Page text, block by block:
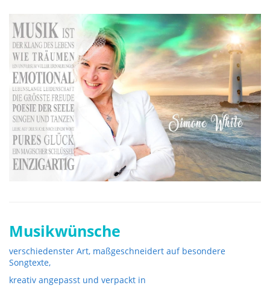
Musikwünsche
verschiedenster Art, maßgeschneidert auf besondere
Songtexte,
kreativ angepasst und verpackt in